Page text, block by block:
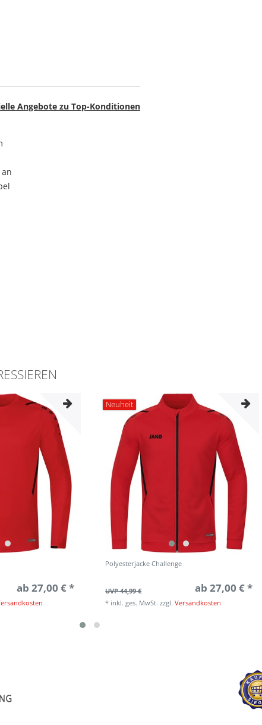
Angebote zu Top-Konditionen
ab 27,00 € *
Neuheit
Polyesterjacke Challenge
UVP 44,99 € ab 27,00 € *
* inkl. ges. MwSt. zzgl.Versandkosten